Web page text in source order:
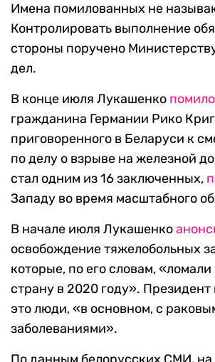
Имена помилованных не
Контролировать выполнение
стороны поручено
дел.
В конце июля Лукашенко
гражданина Германии Рико
приговоренного в Беларуси к
по делу о взрыве на железной
стал одним из 16 заключенных,
Западу во время масштабного
В начале июля Лукашенко
освобождение тяжелобольных
которые, по его словам,
страну в 2020 году». Президент
это люди, «в основном, с
заболеваниями».